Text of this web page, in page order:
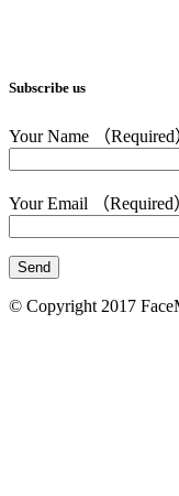
Subscribe us
Your Name （Required
Your Email （Required
© Copyright 2017